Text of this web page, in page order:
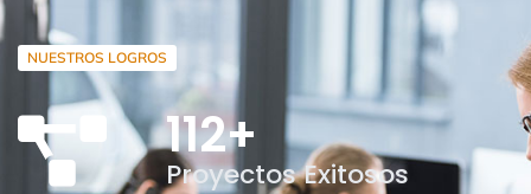
NUESTROS LOGROS
112+
Proyectos Exitosos